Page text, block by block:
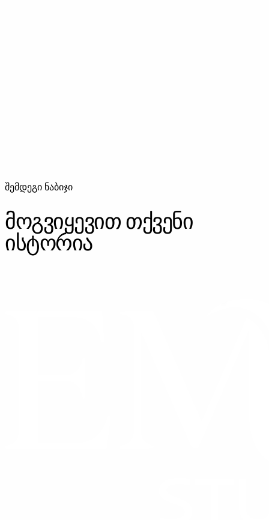
შემდეგი ნაბიჯი
მოგვიყევით თქვენი
ისტორია